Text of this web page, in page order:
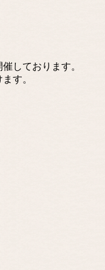
しております。
す。